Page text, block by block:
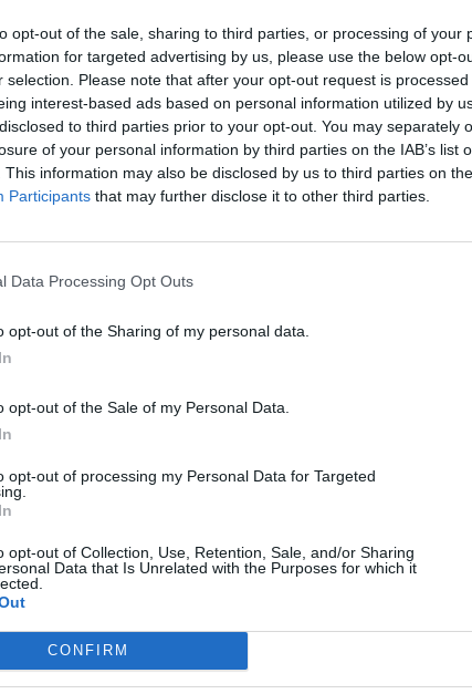
opt-out of the sale, sharing to third parties, or processing of your
for targeted advertising by us, please use the below opt-
selection. Please note that after your opt-out request is
interest-based ads based on personal information utilized by
to third parties prior to your opt-out. You may separately
of your personal information by third parties on the IAB’s list
This information may also be disclosed by us to third parties on the
Participants that may further disclose it to other third parties.
Data Processing Opt Outs
opt-out of the Sharing of my personal data.
opt-out of the Sale of my Personal Data.
opt-out of processing my Personal Data for Targeted
opt-out of Collection, Use, Retention, Sale, and/or Sharing
Data that Is Unrelated with the Purposes for which it
CONFIRM
agli sportelli Cup di front office aziendali
con la nuova centrale, tutte le
che interesseranno la zona di Empoli,
Saranno a disposizione circa trecento
ed il nuovo centralino avrà un unico numero
Usl Toscana centro. I cittadini potranno
area territoriale di appartenenza. Il nuovo
la modalità di accesso al servizio di
si scusa per eventuali disagi che possono
lavori per consentire la sostituzione delle
di base: oltre 1.200 cittadini
in carico dall'Asl Toscana Centro in
di due anni
mille persone seguite, quasi cinquemila
effettuati e oltre ottocento percorsi già